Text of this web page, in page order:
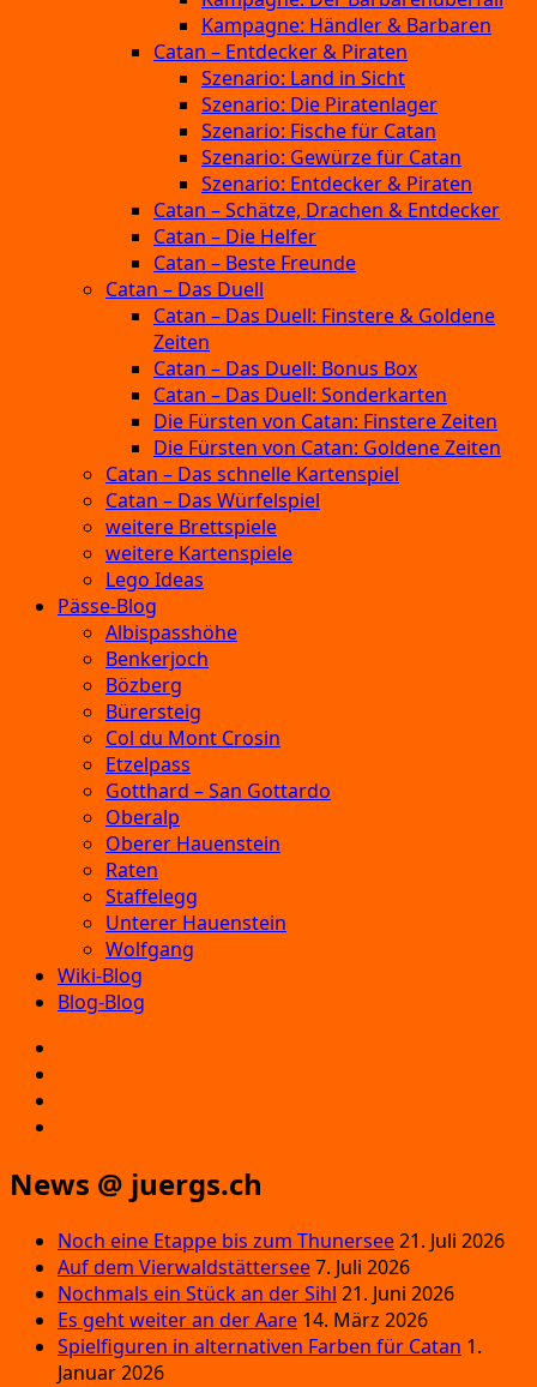
Kampagne: Händler & Barbaren
Catan – Entdecker & Piraten
Szenario: Land in Sicht
Szenario: Die Piratenlager
Szenario: Fische für Catan
Szenario: Gewürze für Catan
Szenario: Entdecker & Piraten
Catan – Schätze, Drachen & Entdecker
Catan – Die Helfer
Catan – Beste Freunde
Catan – Das Duell
Catan – Das Duell: Finstere & Goldene
Zeiten
Catan – Das Duell: Bonus Box
Catan – Das Duell: Sonderkarten
Die Fürsten von Catan: Finstere Zeiten
Die Fürsten von Catan: Goldene Zeiten
Catan – Das schnelle Kartenspiel
Catan – Das Würfelspiel
weitere Brettspiele
weitere Kartenspiele
Lego Ideas
Pässe-Blog
Albispasshöhe
Benkerjoch
Bözberg
Bürersteig
Col du Mont Crosin
Etzelpass
Gotthard – San Gottardo
Oberalp
Oberer Hauenstein
Raten
Staffelegg
Unterer Hauenstein
Wolfgang
Wiki-Blog
Blog-Blog
News @ juergs.ch
Noch eine Etappe bis zum Thunersee21. Juli 2026
Auf dem Vierwaldstättersee7. Juli 2026
Nochmals ein Stück an der Sihl 21. Juni 2026
Es geht weiter an der Aare 14. März 2026
Spielfiguren in alternativen Farben für Catan 1.
Januar 2026